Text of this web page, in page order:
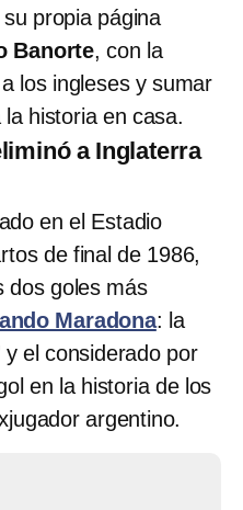
propia página
Banorte, con la
los ingleses y sumar
historia en casa.
a Inglaterra
en el Estadio
de final de 1986,
dos goles más
Maradona: la
y el considerado por
en la historia de los
argentino.